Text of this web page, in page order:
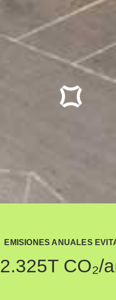
EMISIONES ANUALES
2.325T CO₂/